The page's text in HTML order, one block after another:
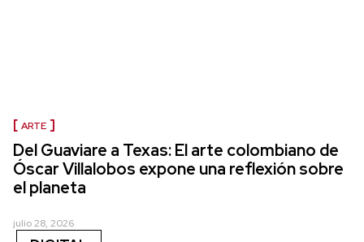
ARTE
Del Guaviare a Texas: El arte colombiano de
Óscar Villalobos expone una reflexión sobre
el planeta
julio 28, 2026